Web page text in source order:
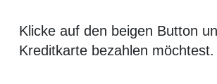
Klicke auf den beigen Button
Kreditkarte bezahlen